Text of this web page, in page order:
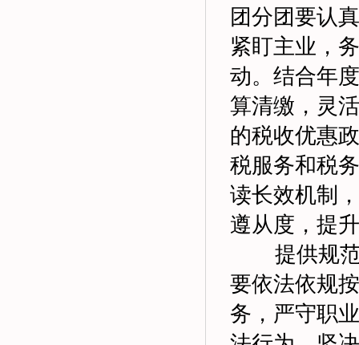
团分团要认
紧盯主业，
动。结合年
算清缴，灵
的税收优惠
税服务和税
读长效机制
遵从度，提
提供规范
要依法依规
务，严守职